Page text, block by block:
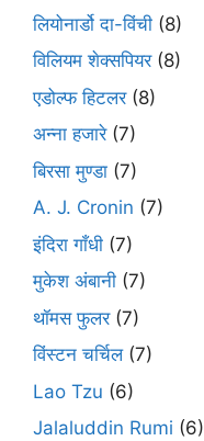
लियोनार्डो दा-विंची (8)
विलियम शेक्सपियर(8)
एडोल्फ हिटलर(8)
अन्ना हजारे(7)
बिरसा मुण्डा (7)
A. J. Cronin (7)
इंदिरा गाँधी (7)
मुकेश अंबानी (7)
थॉमस फुलर(7)
विंस्टन चर्चिल(7)
Lao Tzu (6)
Jalaluddin Rumi (6)